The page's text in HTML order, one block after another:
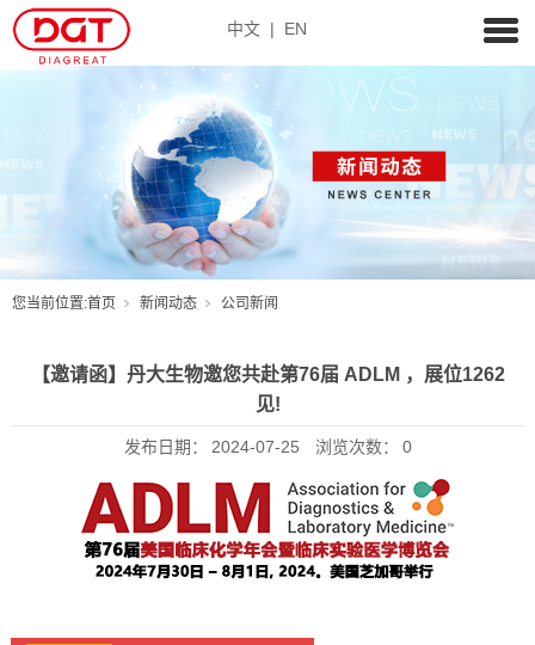
中文 | EN
您当前位置:首页 新闻动态 公司新闻
【邀请函】丹大生物邀您共赴第76届 ADLM ，展位1262
见!
发布日期： 2024-07-25 浏览次数： 0